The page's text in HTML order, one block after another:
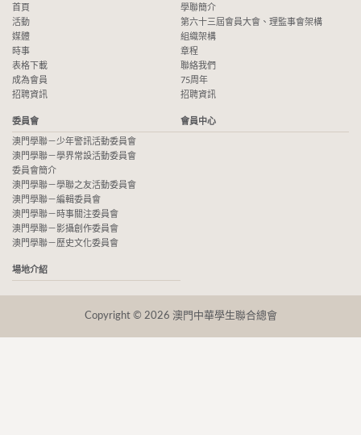
首頁
活動
媒體
時事
表格下載
成為會員
招聘資訊
學聯簡介
第六十三屆會員大會、理監事會架構
組織架構
章程
聯絡我們
75周年
招聘資訊
委員會
澳門學聯－少年警訊活動委員會
澳門學聯－學界常設活動委員會
委員會簡介
澳門學聯－學聯之友活動委員會
澳門學聯－編輯委員會
澳門學聯－時事關注委員會
澳門學聯－影攝創作委員會
澳門學聯－歷史文化委員會
會員中心
場地介紹
Copyright © 2026 澳門中華學生聯合總會